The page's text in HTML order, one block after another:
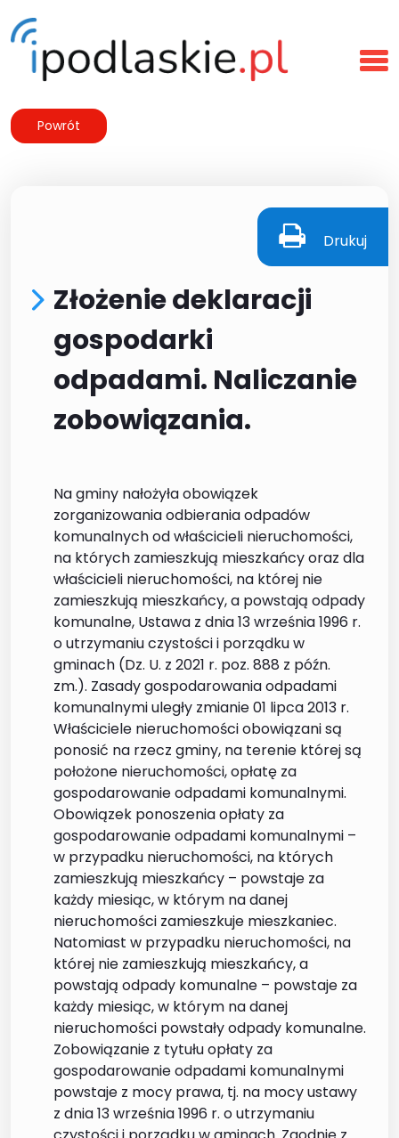
Powrót
Drukuj
Złożenie deklaracji
gospodarki
odpadami. Naliczanie
zobowiązania.
Na gminy nałożyła obowiązek
zorganizowania odbierania odpadów
komunalnych od właścicieli nieruchomości,
na których zamieszkują mieszkańcy oraz dla
właścicieli nieruchomości, na której nie
zamieszkują mieszkańcy, a powstają odpady
komunalne, Ustawa z dnia 13 września 1996 r.
o utrzymaniu czystości i porządku w
gminach (Dz. U. z 2021 r. poz. 888 z późn.
zm.). Zasady gospodarowania odpadami
komunalnymi uległy zmianie 01 lipca 2013 r.
Właściciele nieruchomości obowiązani są
ponosić na rzecz gminy, na terenie której są
położone nieruchomości, opłatę za
gospodarowanie odpadami komunalnymi.
Obowiązek ponoszenia opłaty za
gospodarowanie odpadami komunalnymi –
w przypadku nieruchomości, na których
zamieszkują mieszkańcy – powstaje za
każdy miesiąc, w którym na danej
nieruchomości zamieszkuje mieszkaniec.
Natomiast w przypadku nieruchomości, na
której nie zamieszkują mieszkańcy, a
powstają odpady komunalne – powstaje za
każdy miesiąc, w którym na danej
nieruchomości powstały odpady komunalne.
Zobowiązanie z tytułu opłaty za
gospodarowanie odpadami komunalnymi
powstaje z mocy prawa, tj. na mocy ustawy
z dnia 13 września 1996 r. o utrzymaniu